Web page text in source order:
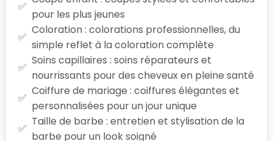
pour les plus jeunes
Coloration : colorations professionnelles, du
simple reflet à la coloration complète
Soins capillaires : soins réparateurs et
nourrissants pour des cheveux en pleine santé
Coiffure de mariage : coiffures élégantes et
personnalisées pour un jour unique
Taille de barbe : entretien et stylisation de la
barbe pour un look soigné